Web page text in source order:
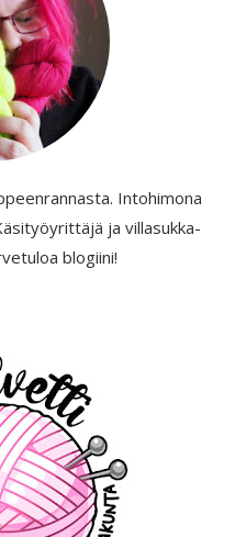
Intohimona
ja villasukka-
blogiini!